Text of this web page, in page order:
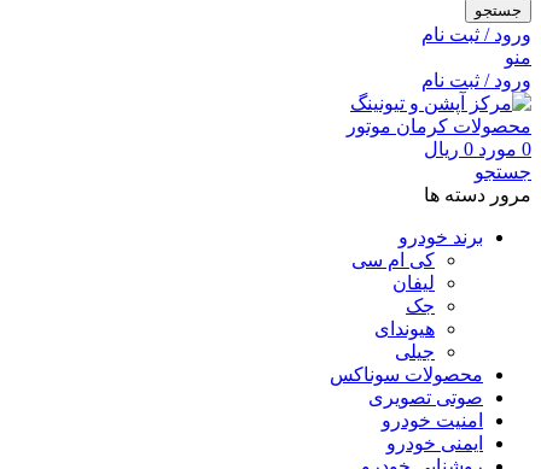
جستجو
ورود / ثبت نام
منو
ورود / ثبت نام
0 مورد 0 ریال
جستجو
مرور دسته ها
برند خودرو
کی ام سی
لیفان
جک
هیوندای
جیلی
محصولات سوناکس
صوتی تصویری
امنیت خودرو
ایمنی خودرو